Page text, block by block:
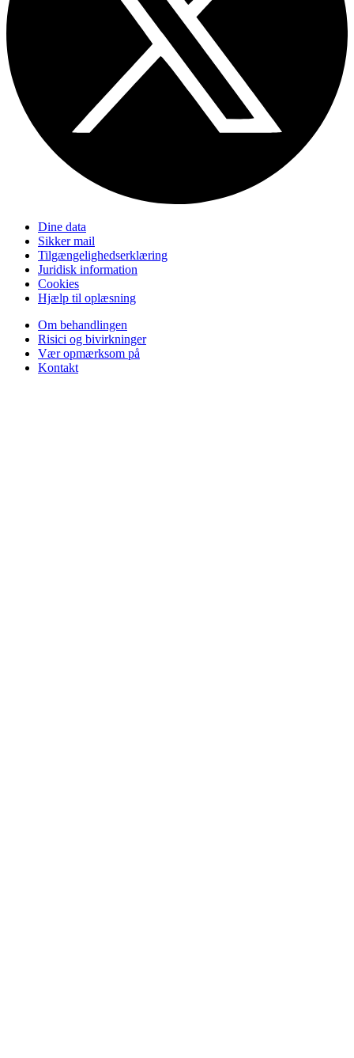
Dine data
Sikker mail
Tilgængelighedserklæring
Juridisk information
Cookies
Hjælp til oplæsning
Om behandlingen
Risici og bivirkninger
Vær opmærksom på
Kontakt